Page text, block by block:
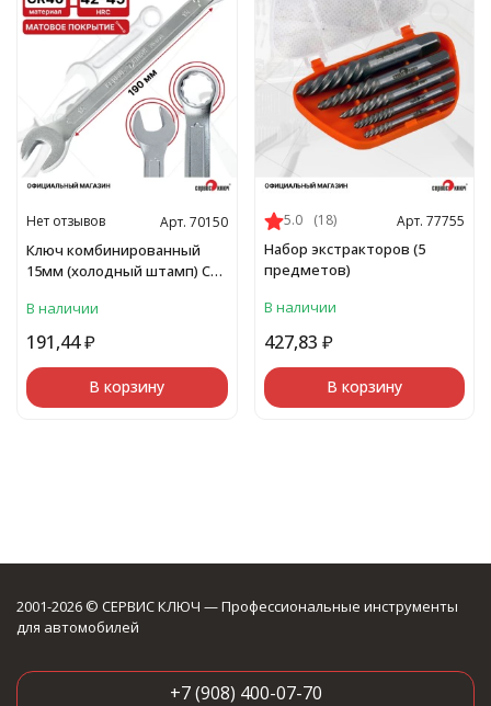
Ключ комбинированный
15мм (холодный штамп) CR-
В наличии
Нет отзывов Арт. 70150
191,44₽
В корзину
Набор экстракторов (5
предметов)
В наличии
5.0 (18) Арт. 77755
427,83 ₽
В корзину
2001-2026 © СЕРВИС КЛЮЧ — Профессиональные инструменты
для автомобилей
+7 (908) 400-07-70